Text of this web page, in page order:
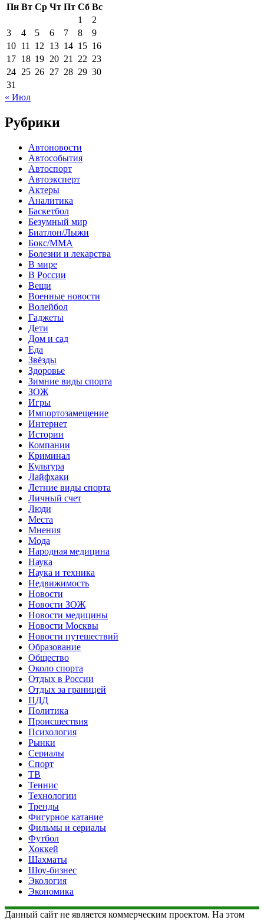
Пн Вт Ср Чт Пт Сб Вс
1
2
3
4 5 6 7 8
9
10 11 12 13 14 15 16
17 18 19 20 21 22 23
24 25 26 27 28 29 30
31
« Июл
Рубрики
Автоновости
Автособытия
Автоспорт
Автоэксперт
Актеры
Аналитика
Баскетбол
Безумный мир
Биатлон/Лыжи
Бокс/MMA
Болезни и лекарства
В мире
В России
Вещи
Военные новости
Волейбол
Гаджеты
Дети
Дом и сад
Еда
Звёзды
Здоровье
Зимние виды спорта
ЗОЖ
Игры
Импортозамещение
Интернет
Истории
Компании
Криминал
Культура
Лайфхаки
Летние виды спорта
Личный счет
Люди
Места
Мнения
Мода
Народная медицина
Наука
Наука и техника
Недвижимость
Новости
Новости ЗОЖ
Новости медицины
Новости Москвы
Новости путешествий
Образование
Общество
Около спорта
Отдых в России
Отдых за границей
ПДД
Политика
Происшествия
Психология
Рынки
Сериалы
Спорт
ТВ
Теннис
Технологии
Тренды
Фигурное катание
Фильмы и сериалы
Футбол
Хоккей
Шахматы
Шоу-бизнес
Экология
Экономика
Данный сайт не является коммерческим проектом. На этом